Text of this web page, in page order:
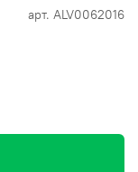
арт. ALV0062016